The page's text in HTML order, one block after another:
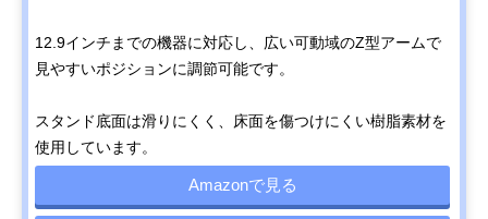
12.9インチまでの機器に対応し、広い可動域のZ型アームで
見やすいポジションに調節可能です。
スタンド底面は滑りにくく、床面を傷つけにくい樹脂素材を
使用しています。
Amazonで見る